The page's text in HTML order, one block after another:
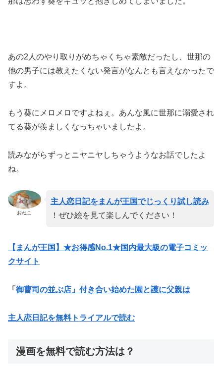
あの2人のやり取りがめちゃくちゃ素敵だったし、世那の
他の男子には教えたくない発言がなんとも言えなかったで
すよ。
もう葵にメロメロですよねぇ。あんな風に世那に溺愛され
てる葵が羨ましくなっちゃいましたよ。
読みながらずっとニヤニヤしちゃうようなお話でしたよ
ね。
おねこ
主人恋日記をまんが王国でじっくり試し読み
！ぜひ絵を見て楽しんでください！
【まんが王国】★お得感No.1★国内最大級の電子コミッ
クサイト
「 御曹司の並ぶ店」付き合い始めた園と護に父親は
主人恋日記を無料トライアルで読む
漫画を無料で読む方法は？